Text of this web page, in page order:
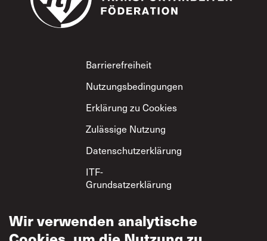
Footer
Barrierefreiheit
Nutzungsbedingungen
Erklärung zu Cookies
Zulässige Nutzung
Datenschutzerklärung
ITF-
Grundsatzerklärung
Wir verwenden analytische